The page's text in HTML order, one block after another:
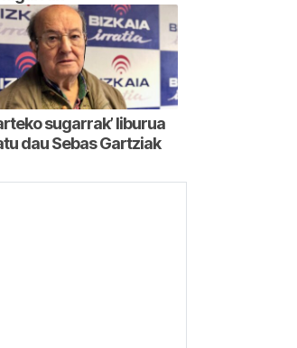
sugarrak’ liburua
dau Sebas Gartziak